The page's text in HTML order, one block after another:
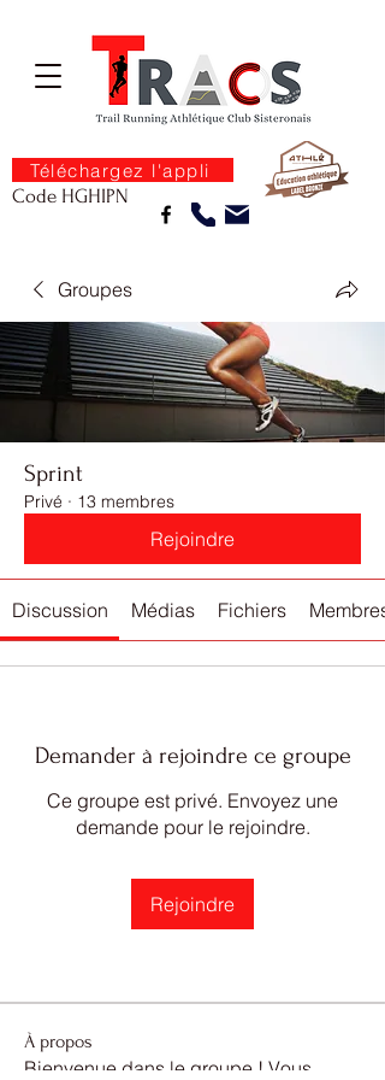
Téléchargez l'appli
Code HGHIPN
Groupes
Sprint
Privé · 13 membres
Rejoindre
Discussion Médias Fichiers Membres
Demander à rejoindre ce groupe
Ce groupe est privé. Envoyez une
demande pour le rejoindre.
Rejoindre
À propos
Bienvenue dans le groupe ! Vous